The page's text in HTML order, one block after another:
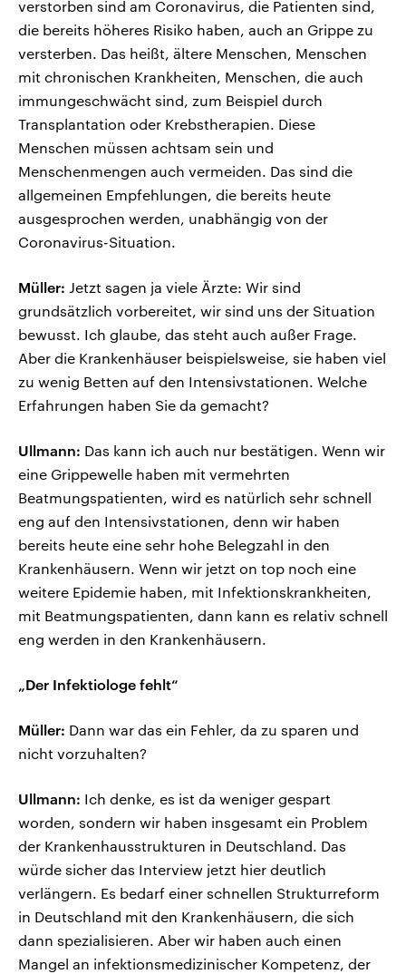
verstorben sind am Coronavirus, die Patienten sind,
die bereits höheres Risiko haben, auch an Grippe zu
versterben. Das heißt, ältere Menschen, Menschen
mit chronischen Krankheiten, Menschen, die auch
immungeschwächt sind, zum Beispiel durch
Transplantation oder Krebstherapien. Diese
Menschen müssen achtsam sein und
Menschenmengen auch vermeiden. Das sind die
allgemeinen Empfehlungen, die bereits heute
ausgesprochen werden, unabhängig von der
Coronavirus-Situation.
Müller: Jetzt sagen ja viele Ärzte: Wir sind
grundsätzlich vorbereitet, wir sind uns der Situation
bewusst. Ich glaube, das steht auch außer Frage.
Aber die Krankenhäuser beispielsweise, sie haben viel
zu wenig Betten auf den Intensivstationen. Welche
Erfahrungen haben Sie da gemacht?
Ullmann: Das kann ich auch nur bestätigen. Wenn wir
eine Grippewelle haben mit vermehrten
Beatmungspatienten, wird es natürlich sehr schnell
eng auf den Intensivstationen, denn wir haben
bereits heute eine sehr hohe Belegzahl in den
Krankenhäusern. Wenn wir jetzt on top noch eine
weitere Epidemie haben, mit Infektionskrankheiten,
mit Beatmungspatienten, dann kann es relativ schnell
eng werden in den Krankenhäusern.
„Der Infektiologe fehlt“
Müller: Dann war das ein Fehler, da zu sparen und
nicht vorzuhalten?
Ullmann: Ich denke, es ist da weniger gespart
worden, sondern wir haben insgesamt ein Problem
der Krankenhausstrukturen in Deutschland. Das
würde sicher das Interview jetzt hier deutlich
verlängern. Es bedarf einer schnellen Strukturreform
in Deutschland mit den Krankenhäusern, die sich
dann spezialisieren. Aber wir haben auch einen
Mangel an infektionsmedizinischer Kompetenz, der